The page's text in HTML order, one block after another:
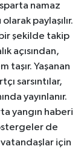
namaz
paylaşılır.
şekilde takip
açısından,
taşır. Yaşanan
sarsıntılar,
yayınlanır.
yangın haberi
de
vatandaşlar için